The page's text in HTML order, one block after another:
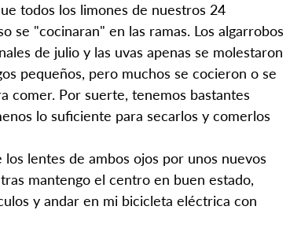
todos los limones de nuestros 24
se "cocinaran" en las ramas. Los algarrobos
de julio y las uvas apenas se molestaron
pequeños, pero muchos se cocieron o se
comer. Por suerte, tenemos bastantes
lo suficiente para secarlos y comerlos
lentes de ambos ojos por unos nuevos
mantengo el centro en buen estado,
y andar en mi bicicleta eléctrica con